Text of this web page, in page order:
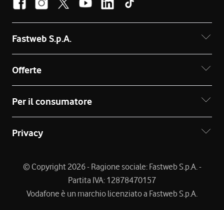
Fastweb S.p.A.
Offerte
Per il consumatore
Privacy
© Copyright 2026 - Ragione sociale: Fastweb S.p.A. -
Partita IVA: 12878470157
Vodafone è un marchio licenziato a Fastweb S.p.A.